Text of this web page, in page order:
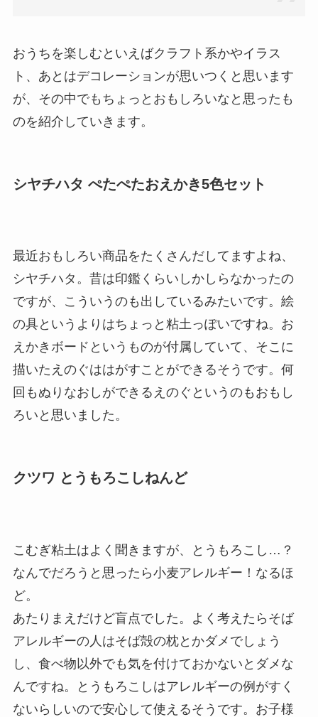
おうちを楽しむといえばクラフト系かやイラス
ト、あとはデコレーションが思いつくと思います
が、その中でもちょっとおもしろいなと思ったも
のを紹介していきます。
シヤチハタ ぺたぺたおえかき5色セット
最近おもしろい商品をたくさんだしてますよね、
シヤチハタ。昔は印鑑くらいしかしらなかったの
ですが、こういうのも出しているみたいです。絵
の具というよりはちょっと粘土っぽいですね。お
えかきボードというものが付属していて、そこに
描いたえのぐははがすことができるそうです。何
回もぬりなおしができるえのぐというのもおもし
ろいと思いました。
クツワ とうもろこしねんど
こむぎ粘土はよく聞きますが、とうもろこし…？
なんでだろうと思ったら小麦アレルギー！なるほ
ど。
あたりまえだけど盲点でした。よく考えたらそば
アレルギーの人はそば殻の枕とかダメでしょう
し、食べ物以外でも気を付けておかないとダメな
んですね。とうもろこしはアレルギーの例がすく
ないらしいので安心して使えるそうです。お子様